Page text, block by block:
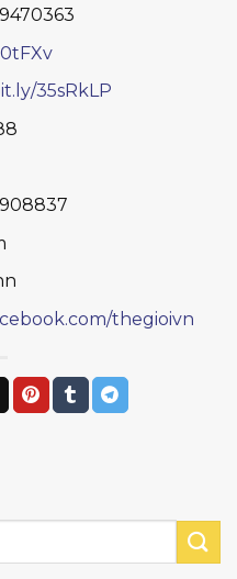
35sRkLP
thegioivn